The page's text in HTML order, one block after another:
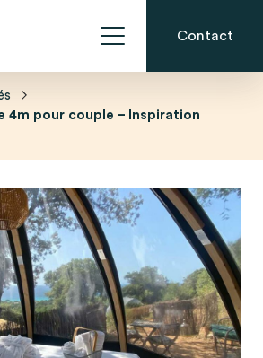
Contact
4m pour couple – Inspiration